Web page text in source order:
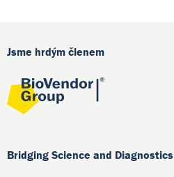
Jsme hrdým členem
Bridging Science and Diagnostics